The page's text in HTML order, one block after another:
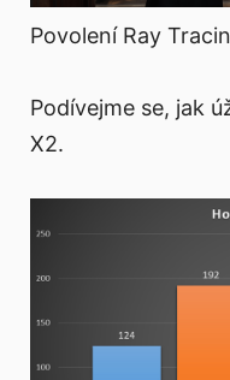
Povolení Ray
Podívejme se, jak
X2.